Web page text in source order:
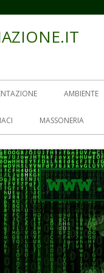
AMBIENTE
MASSONERIA